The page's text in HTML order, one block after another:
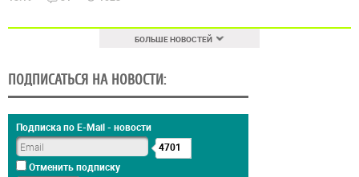
БОЛЬШЕ НОВОСТЕЙ
ПОДПИСАТЬСЯ НА НОВОСТИ:
Подписка по E-Mail - новости
4701
Отменить подписку